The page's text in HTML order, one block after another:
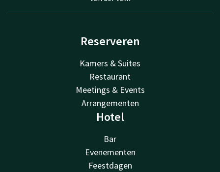
Reserveren
Kamers & Suites
Restaurant
Meetings & Events
Arrangementen
Hotel
Bar
Evenementen
Feestdagen